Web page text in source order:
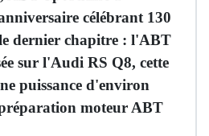
célébrant 130
dernier chapitre : l'ABT
sur l'Audi RS Q8, cette
puissance d'environ
moteur ABT